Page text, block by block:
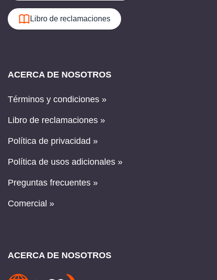
Libro de reclamaciones
ACERCA DE NOSOTROS
Términos y condiciones »
Libro de reclamaciones »
Política de privacidad »
Política de usos adicionales »
Preguntas frecuentes »
Comercial »
ACERCA DE NOSOTROS